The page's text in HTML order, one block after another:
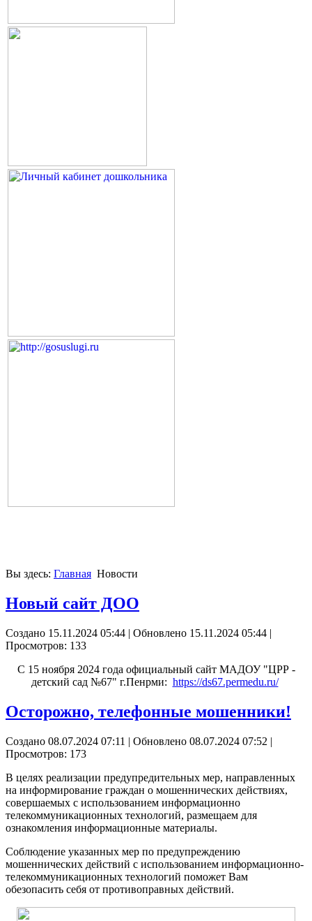
Вы здесь: Главная Новости
Новый сайт ДОО
Создано 15.11.2024 05:44 | Обновлено 15.11.2024 05:44 |
Просмотров: 133
С 15 ноября 2024 года официальный сайт МАДОУ "ЦРР -
детский сад №67" г.Пенрми: https://ds67.permedu.ru/
Осторожно, телефонные мошенники!
Создано 08.07.2024 07:11 | Обновлено 08.07.2024 07:52 |
Просмотров: 173
В целях реализации предупредительных мер, направленных
на информирование граждан о мошеннических действиях,
совершаемых с использованием информационно
телекоммуникационных технологий, размещаем для
ознакомления информационные материалы.
Соблюдение указанных мер по предупреждению
мошеннических действий с использованием информационно-
телекоммуникационных технологий поможет Вам
обезопасить себя от противоправных действий.